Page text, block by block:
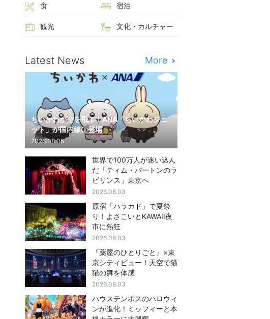
食 宿泊
観光 文化・カルチャー
Latest News More
ちいかわが空を飛ぶ！ANA「ちいかわジェ
ット」が国内線に登場
2026.08.05
世界で100万人が迷い込ん
だ「ティム・バートンのラ
ビリンス」東京へ
2026.08.03
原宿「ハラカド」で夏祭
り！よさこいとKAWAII夜
市に熱狂
2026.08.03
『薬屋のひとりごと』×東
京シティビュー！天空で猫
猫の舞を体感
2026.08.03
ハウステンボスのハロウィ
ンが進化！ミッフィーと本